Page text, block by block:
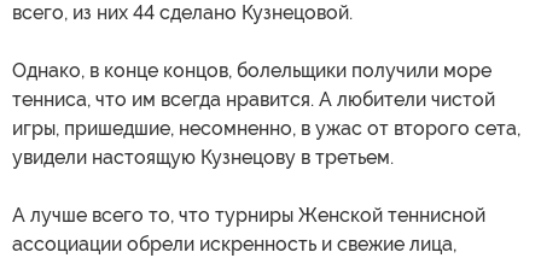
всего, из них 44 сделано Кузнецовой.
Однако, в конце концов, болельщики получили море
тенниса, что им всегда нравится. А любители чистой
игры, пришедшие, несомненно, в ужас от второго сета,
увидели настоящую Кузнецову в третьем.
А лучше всего то, что турниры Женской теннисной
ассоциации обрели искренность и свежие лица,